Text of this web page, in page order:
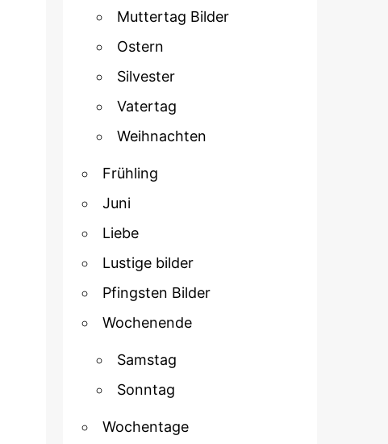
Muttertag Bilder
Ostern
Silvester
Vatertag
Weihnachten
Frühling
Juni
Liebe
Lustige bilder
Pfingsten Bilder
Wochenende
Samstag
Sonntag
Wochentage